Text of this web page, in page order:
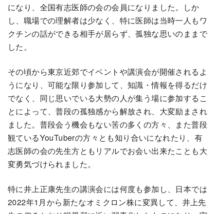
になり、全国有志医師の会の会員になりました。しか
し、職場での理解者は少なく、特に医師は当時一人もワ
クチンの話ができる相手が居らず、孤独な思いのままで
した。
その頃から東京近郊でイベントや講演会が開催されるよ
うになり、可能な限り参加して、知識・情報を得るだけ
でなく、同じ思いでいる大勢の人が集う場に参加するこ
とによって、普段の孤独感から解放され、大変励まされ
ました。普段会う機会もない筈の多くの方々、また普段
観ているYouTuberの方々とも知り合いになれたり、有
志医師の会の先生方ともリアルでお会い出来たことも大
変勇気づけられました。
特に井上正康先生の講演会には何度も参加し、日本では
2022年1月から新たなオミクロン株に変異して、井上先